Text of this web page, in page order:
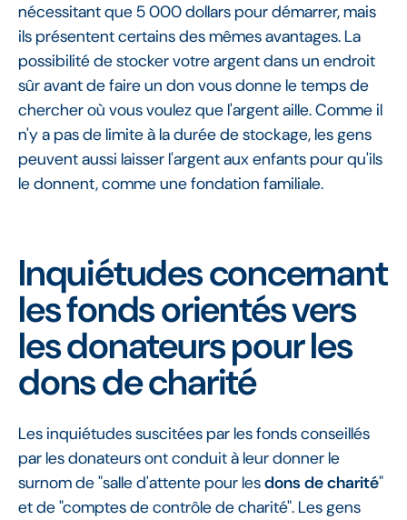
nécessitant que 5 000 dollars pour démarrer, mais
ils présentent certains des mêmes avantages. La
possibilité de stocker votre argent dans un endroit
sûr avant de faire un don vous donne le temps de
chercher où vous voulez que l'argent aille. Comme il
n'y a pas de limite à la durée de stockage, les gens
peuvent aussi laisser l'argent aux enfants pour qu'ils
le donnent, comme une fondation familiale.
Inquiétudes concernant
les fonds orientés vers
les donateurs pour les
dons de charité
Les inquiétudes suscitées par les fonds conseillés
par les donateurs ont conduit à leur donner le
surnom de "salle d'attente pour lesdons de charité"
et de "comptes de contrôle de charité". Les gens